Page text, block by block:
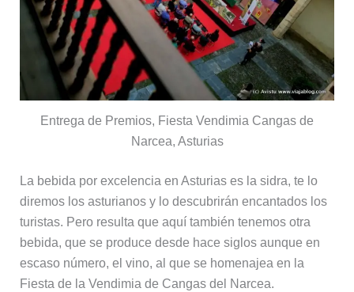
Entrega de Premios, Fiesta Vendimia Cangas de
Narcea, Asturias
La bebida por excelencia en Asturias es la sidra, te lo
diremos los asturianos y lo descubrirán encantados los
turistas. Pero resulta que aquí también tenemos otra
bebida, que se produce desde hace siglos aunque en
escaso número, el vino, al que se homenajea en la
Fiesta de la Vendimia de Cangas del Narcea.